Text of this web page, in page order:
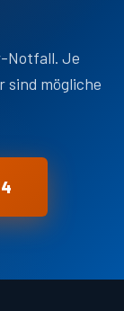
Notfall. Je
sind mögliche